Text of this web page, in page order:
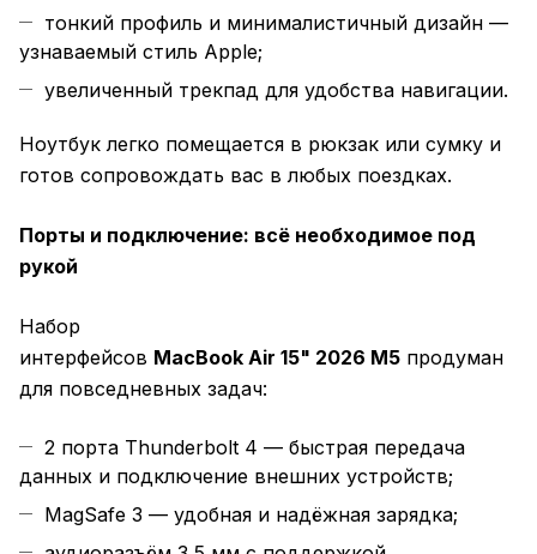
тонкий профиль и минималистичный дизайн —
узнаваемый стиль Apple;
увеличенный трекпад для удобства навигации.
Ноутбук легко помещается в рюкзак или сумку и
готов сопровождать вас в любых поездках.
Порты и подключение: всё необходимое под
рукой
Набор
интерфейсов MacBook Air 15" 2026 M5 продуман
для повседневных задач:
2 порта Thunderbolt 4 — быстрая передача
данных и подключение внешних устройств;
MagSafe 3 — удобная и надёжная зарядка;